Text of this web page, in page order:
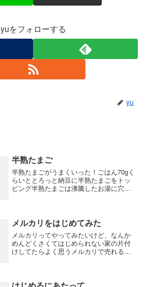
yuをフォローする
yu
半熟たまご
半熟たまごがうまくいった！ごはん70gく
らいととろっと納豆に半熟たまごをトッ
ピング半熟たまごは沸騰したお湯に穴あ
メルカリをはじめてみた
メルカリってやってみたいけど、なんか
めんどくさくてはじめられない家の片付
けしてたらよく思うメルカリで売れるん
だろうか相手からお金もら...